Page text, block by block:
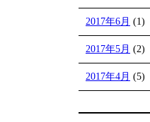
2017年6月 (1)
2017年5月 (2)
2017年4月 (5)